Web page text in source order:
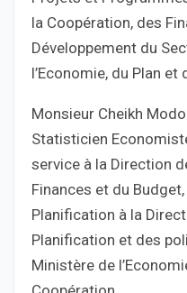
la Coopération, des
Développement du
l’Economie, du Plan
Monsieur Cheikh
Statisticien
service à la Direction
Finances et du
Planification à la
Planification et des
Ministère de